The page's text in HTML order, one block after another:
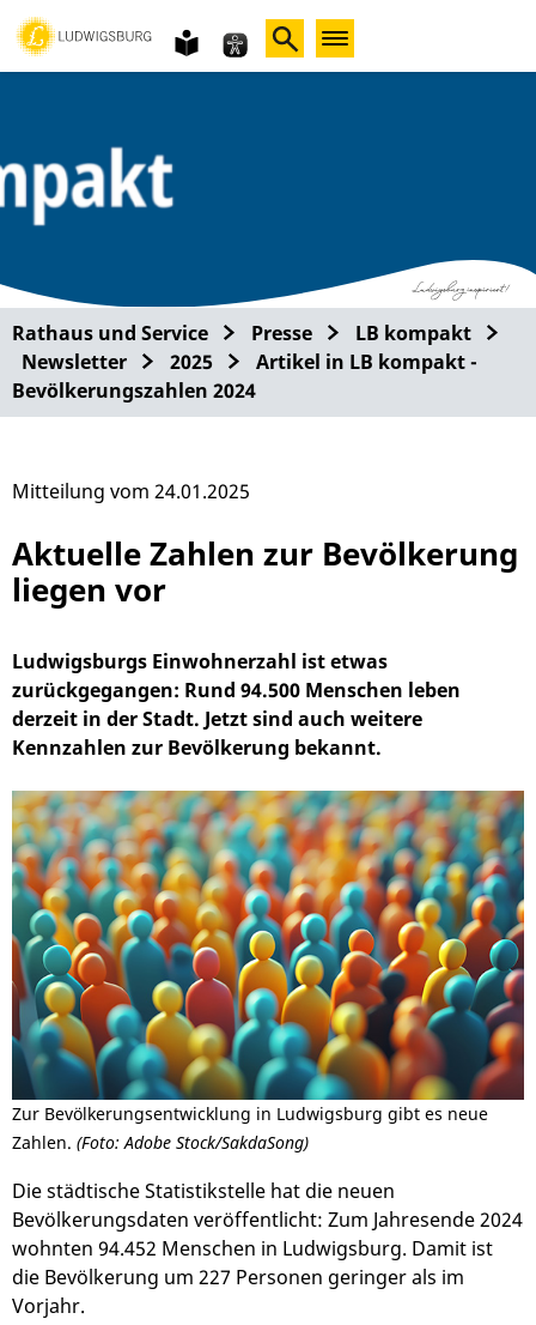
Gebärdensprache
leichte
Sprache
Rathaus und Service Presse
LB kompakt
Newsletter
2025
Artikel in LB kompakt -
Bevölkerungszahlen 2024
Aktuelle Zahlen zur Bevölkerung
liegen vor
Ludwigsburgs Einwohnerzahl ist etwas
zurückgegangen: Rund 94.500 Menschen leben
derzeit in der Stadt. Jetzt sind auch weitere
Kennzahlen zur Bevölkerung bekannt.
Zur Bevölkerungsentwicklung in Ludwigsburg gibt es neue
Zahlen. (Foto: Adobe Stock/SakdaSong)
Die städtische Statistikstelle hat die neuen
Bevölkerungsdaten veröffentlicht: Zum Jahresende 2024
wohnten 94.452 Menschen in Ludwigsburg. Damit ist
die Bevölkerung um 227 Personen geringer als im
Vorjahr.
Mitteilung vom 24.01.2025